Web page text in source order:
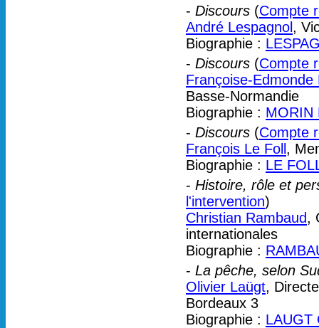
- Discours (Compte
André Lespagnol ,
Biographie :
- Discours (Compte
Françoise-Edmonde
Basse-Normandie
Biographie : MORIN
- Discours (Compte
François Le Foll ,
Biographie : LE
- Histoire, rôle et
l'intervention)
Christian Rambaud,
internationales
Biographie :
- La pêche, selon
Olivier Laügt,
Bordeaux 3
Biographie : LAUGT